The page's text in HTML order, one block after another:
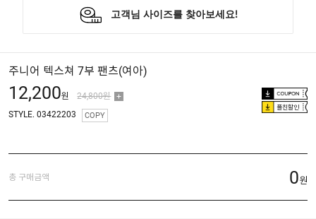
주니어 텍스쳐 7부 팬츠(여아)
12,200원 24,800원
플친할인
STYLE. 03422203 COPY
총 구매금액 0원